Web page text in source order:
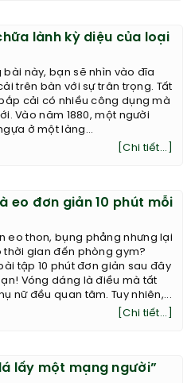
lành kỳ diệu của loại
bài này, bạn sẽ nhìn vào đĩa
trên bàn với sự trân trọng. Tất
cải có nhiều công dụng mà
Vào năm 1880, một người
ở một làng...
[Chi tiết...]
eo đơn giản 10 phút mỗi
eo thon, bụng phẳng nhưng lại
thời gian đến phòng gym?
tập 10 phút đơn giản sau đây
Vóng dáng là điều mà tất
nữ đều quan tâm. Tuy nhiên,...
[Chi tiết...]
lấy một mạng người”